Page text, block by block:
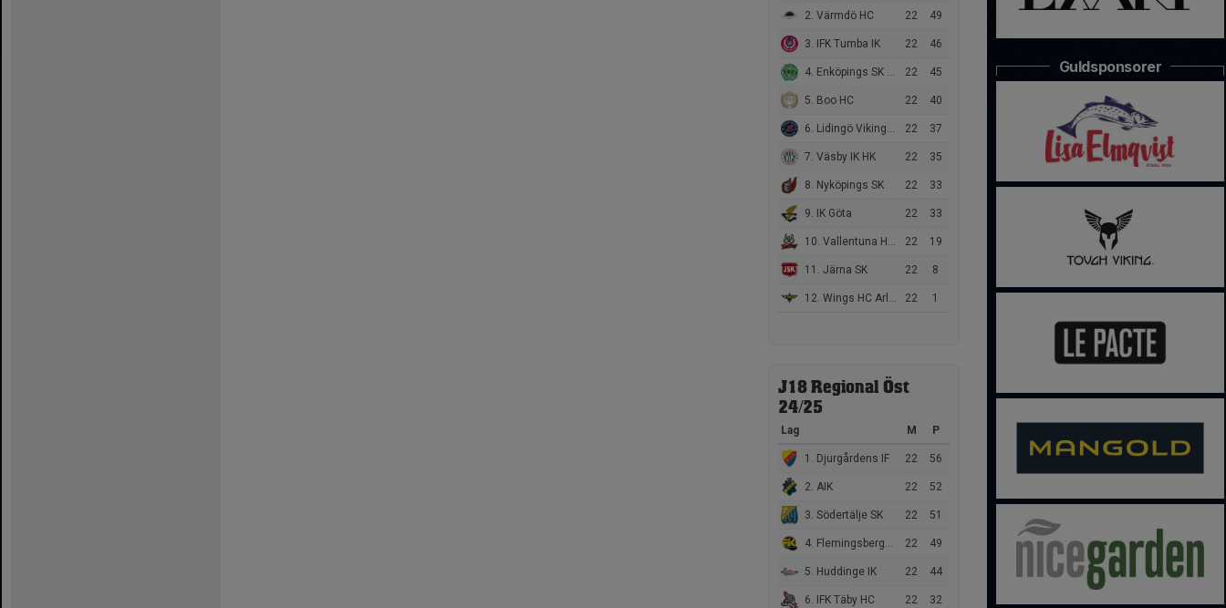
2. Värmdö HC 22 49
3. IFK Tumba IK 22 46
4. Enköpings SK HK 22 45
5. Boo HC 22 40
6. Lidingö Vikings HC 22 37
7. Väsby IK HK 22 35
8. Nyköpings SK 22 33
9. IK Göta 22 33
10. Vallentuna Hockey 22 19
11. Järna SK 22 8
12. Wings HC Arlanda 22 1
J18 Regional Öst
24/25
Lag M P
1. Djurgårdens IF 22 56
2. AIK 22 52
3. Södertälje SK 22 51
4. Flemingsbergs IK 22 49
5. Huddinge IK 22 44
6. IFK Täby HC 22 32
Guldsponsorer